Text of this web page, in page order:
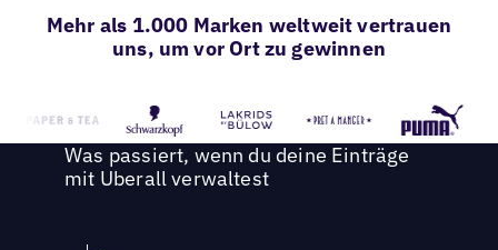
Mehr als 1.000 Marken weltweit vertrauen
uns, um vor Ort zu gewinnen
Was passiert, wenn du deine Einträge
mit Uberall verwaltest